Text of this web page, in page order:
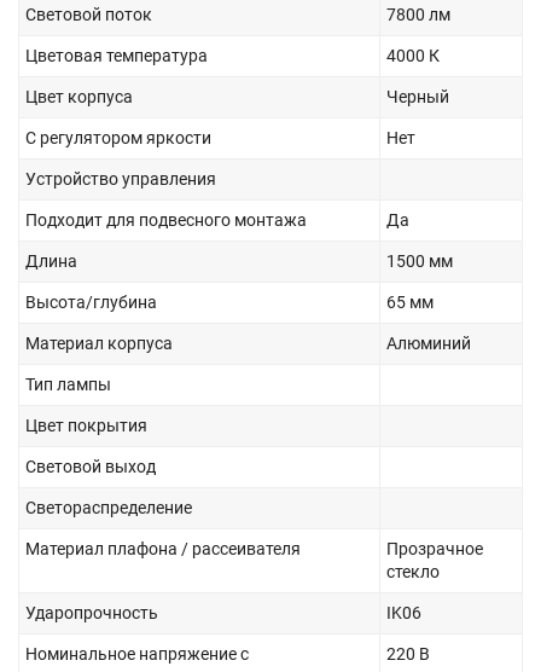
Световой поток 7800 лм
Цветовая температура 4000 К
Цвет корпуса Черный
С регулятором яркости Нет
Устройство управления
Подходит для подвесного монтажа Да
Длина 1500 мм
Высота/глубина 65 мм
Материал корпуса Алюминий
Тип лампы
Цвет покрытия
Световой выход
Светораспределение
Материал плафона / рассеивателя
Прозрачное
стекло
Ударопрочность IK06
Номинальное напряжение с 220 В